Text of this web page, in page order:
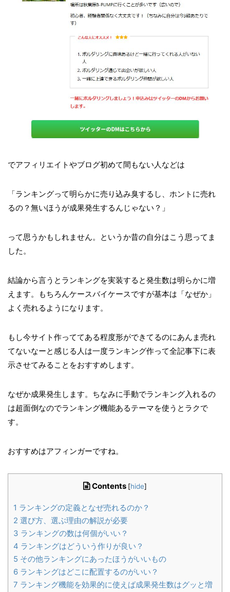
でアフィリエイトやブログ初めて間もない人などは
「ランキングって明らかに売り込み臭するし、ホントに売れ
るの？無いほうが成果発生するんじゃない？」
って思うかもしれません。というか昔の自分はこう思ってま
した。
結論から言うとランキングを実装すると発生数は明らかに増
えます。もちろんケースバイケースですが基本は「なぜか」
よく売れるようになります。
もし今サイト作っててある程度形ができてるのにあんま売れ
てないなーと感じる人は一度ランキング作って全記事下に表
示させてみることをおすすめします。
なぜか成果発生します。ちなみに手動でランキング入れるの
は超面倒なのでランキング機能あるテーマを使うとラクで
す。
おすすめはアフィンガーですね。
Contents [hide]
1 ランキングの定義となぜ売れるのか？
2 選び方、選ぶ理由の解説が必要
3 ランキングの数は何個がいい？
4 ランキングはどういう作りが良い？
5 その他ランキングにあったほうがいいもの
6 ランキングはどこに配置するのがいい？
7 ランキング機能を効果的に使えば成果発生数はグッと増